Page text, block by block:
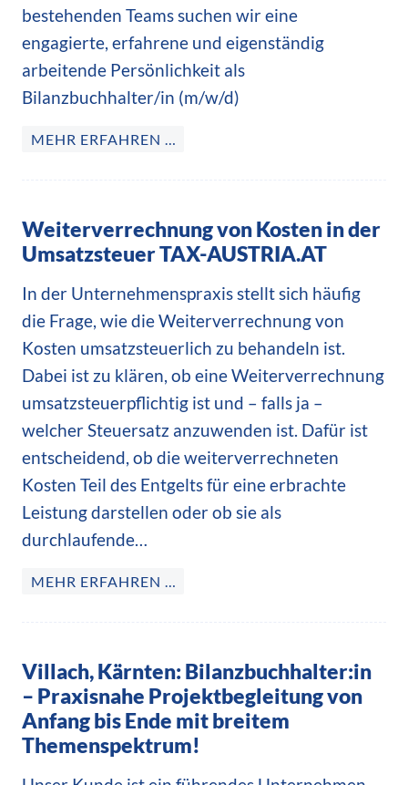
bestehenden Teams suchen wir eine
engagierte, erfahrene und eigenständig
arbeitende Persönlichkeit als
Bilanzbuchhalter/in (m/w/d)
MEHR ERFAHREN …
Weiterverrechnung von Kosten in der
Umsatzsteuer TAX-AUSTRIA.AT
In der Unternehmenspraxis stellt sich häufig
die Frage, wie die Weiterverrechnung von
Kosten umsatzsteuerlich zu behandeln ist.
Dabei ist zu klären, ob eine Weiterverrechnung
umsatzsteuerpflichtig ist und – falls ja –
welcher Steuersatz anzuwenden ist. Dafür ist
entscheidend, ob die weiterverrechneten
Kosten Teil des Entgelts für eine erbrachte
Leistung darstellen oder ob sie als
durchlaufende…
MEHR ERFAHREN …
Villach, Kärnten: Bilanzbuchhalter:in
– Praxisnahe Projektbegleitung von
Anfang bis Ende mit breitem
Themenspektrum!